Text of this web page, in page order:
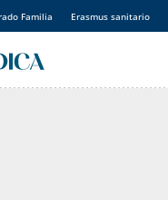
Familia Erasmus sanitario